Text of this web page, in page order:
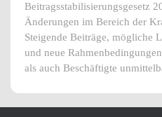
Beitragsstabilisierungsgesetz
Änderungen im Bereich der
Steigende Beiträge, mögliche
und neue
als auch Beschäftigte